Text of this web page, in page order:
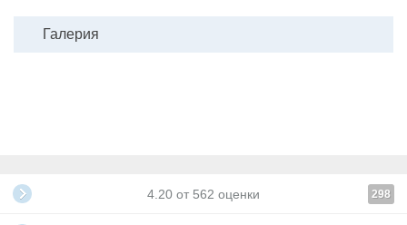
Галерия
4.20 от 562 оценки 298